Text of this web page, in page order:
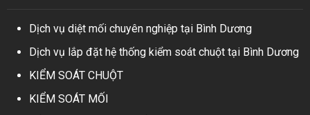
Dịch vụ diệt mối chuyên nghiệp tại Bình Dương
Dịch vụ lắp đặt hệ thống kiểm soát chuột tại Bình Dương
KIỂM SOÁT CHUỘT
KIỂM SOÁT MỐI